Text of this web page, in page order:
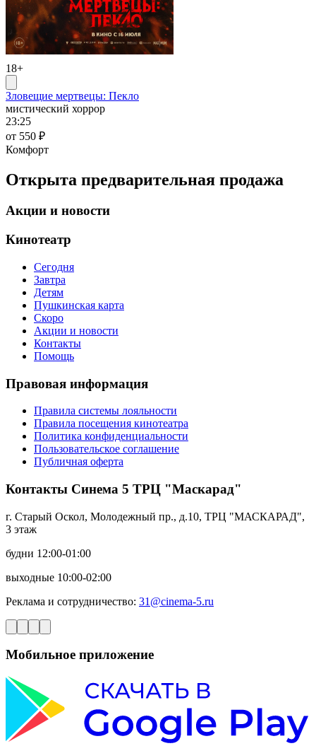
18+
Зловещие мертвецы: Пекло
мистический хоррор
23:25
от 550 ₽
Комфорт
Открыта предварительная продажа
Акции и новости
Кинотеатр
Сегодня
Завтра
Детям
Пушкинская карта
Скоро
Акции и новости
Контакты
Помощь
Правовая информация
Правила системы лояльности
Правила посещения кинотеатра
Политика конфиденциальности
Пользовательское соглашение
Публичная оферта
Контакты Синема 5 ТРЦ "Маскарад"
г. Старый Оскол, Молодежный пр., д.10, ТРЦ "МАСКАРАД",
3 этаж
будни 12:00-01:00
выходные 10:00-02:00
Реклама и сотрудничество: 31@cinema-5.ru
Мобильное приложение